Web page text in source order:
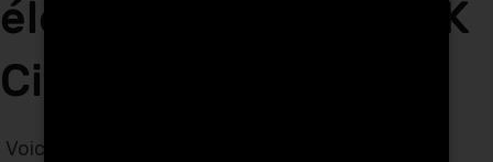
électriques Teknes TK
City au Maroc
Voici le seul résultat